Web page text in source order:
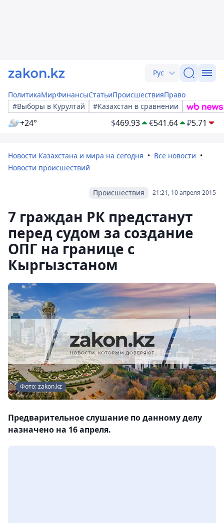
Рус
ПолитикаМирФинансыСтатьиПроисшествияПраво
#Выборы в Курултай
#Казахстан в сравнении
+24° $469.93 €541.64 ₽5.71
Новости Казахстана и мира на сегодня
Все новости
Новости происшествий
21:21, 10 апреля 2015
Происшествия
7 граждан РК предстанут
перед судом за создание
ОПГ на границе с
Кыргызстаном
Фото: zakon.kz
Предварительное слушание по данному делу
назначено на 16 апреля.